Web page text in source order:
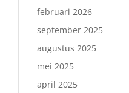
februari 2026
september 2025
augustus 2025
mei 2025
april 2025